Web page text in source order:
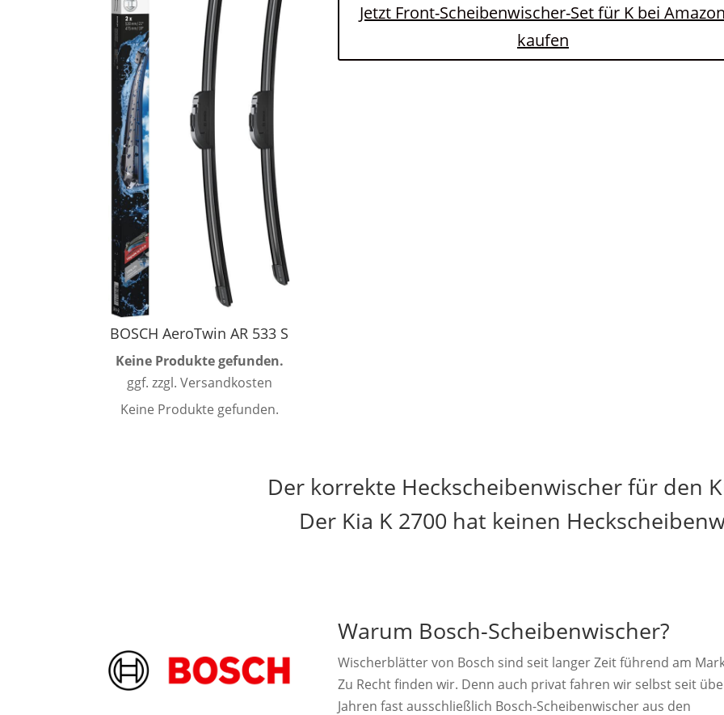
BOSCH AeroTwin AR 533 S
Keine Produkte gefunden.
ggf. zzgl. Versandkosten
Keine Produkte gefunden.
Jetzt Front-Scheibenwischer-Set für K bei Amazon
kaufen
Der korrekte Heckscheibenwischer für den
Der Kia K 2700 hat keinen
Warum Bosch-Scheibenwischer?
Wischerblätter von Bosch sind seit langer Zeit führend am
Zu Recht finden wir. Denn auch privat fahren wir selbst seit
Jahren fast ausschließlich Bosch-Scheibenwischer aus den